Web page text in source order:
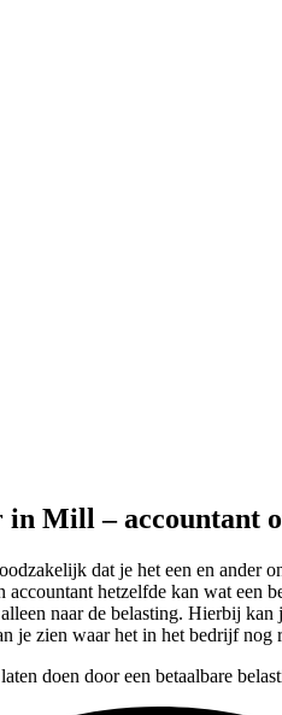
in Mill – accountant
dat je het een en
hetzelfde kan wat
naar de belasting. Hierbij
je zien waar het in het bedrijf
doen door een betaalbare